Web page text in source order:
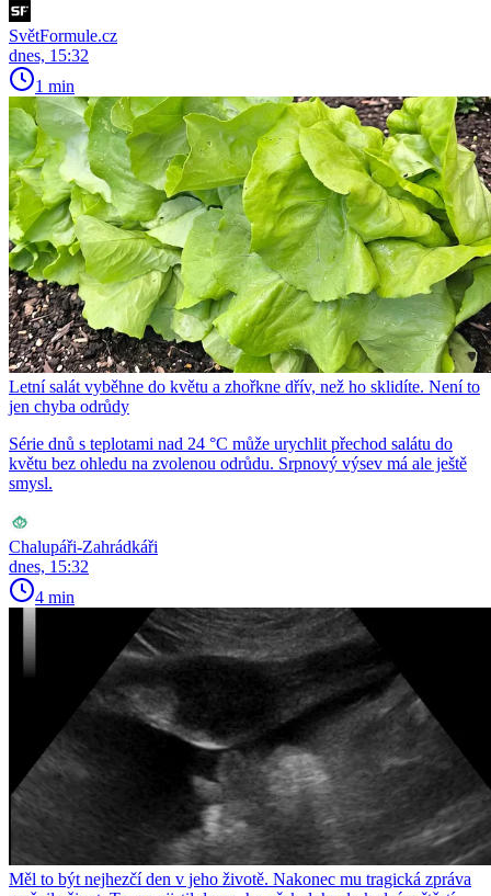
SvětFormule.cz
dnes, 15:32
1 min
Letní salát vyběhne do květu a zhořkne dřív, než ho sklidíte. Není to
jen chyba odrůdy
Série dnů s teplotami nad 24 °C může urychlit přechod salátu do
květu bez ohledu na zvolenou odrůdu. Srpnový výsev má ale ještě
smysl.
Chalupáři-Zahrádkáři
dnes, 15:32
4 min
Měl to být nejhezčí den v jeho životě. Nakonec mu tragická zpráva